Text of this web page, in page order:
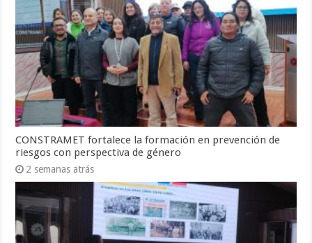
CONSTRAMET fortalece la formación en prevención de
riesgos con perspectiva de género
2 semanas atrás